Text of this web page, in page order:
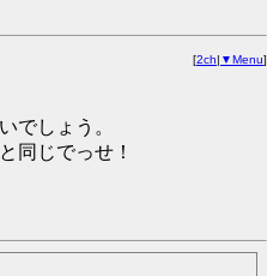
[2ch| ▼Menu]
でしょう。
同じでっせ！